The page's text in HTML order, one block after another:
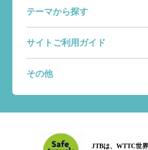
テーマから探す
サイトご利用ガイド
その他
JTBは、WTTC世